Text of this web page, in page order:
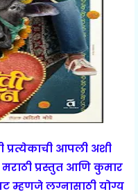
आपली अशी
प्रस्तुत आणि कुमार
म्हणजे लग्नासाठी योग्य